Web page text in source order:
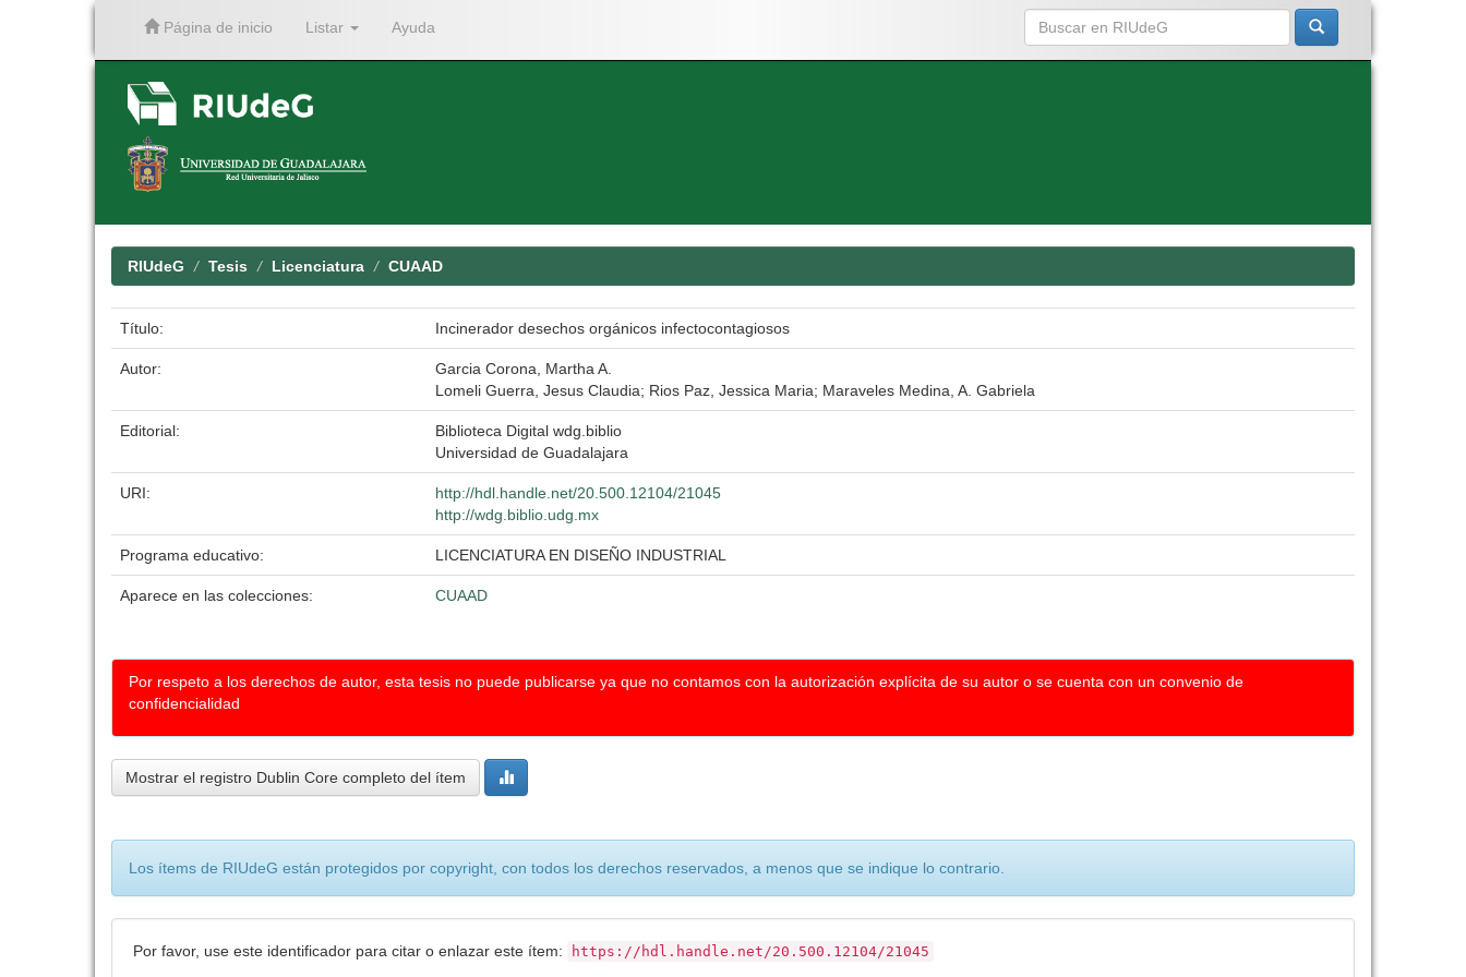
Página de inicio Listar Ayuda
RIUdeG Tesis Licenciatura CUAAD
Título: Incinerador desechos orgánicos infectocontagiosos
Autor:
Garcia Corona, Martha A.
Lomeli Guerra, Jesus Claudia; Rios Paz, Jessica Maria; Maraveles Medina, A. Gabriela
Editorial:
Biblioteca Digital wdg.biblio
Universidad de Guadalajara
URI:
http://hdl.handle.net/20.500.12104/21045
http://wdg.biblio.udg.mx
Programa educativo: LICENCIATURA EN DISEÑO INDUSTRIAL
Aparece en las colecciones: CUAAD
Por respeto a los derechos de autor, esta tesis no puede publicarse ya que no contamos con la autorización explícita de su autor o se cuenta con un convenio de
confidencialidad
Mostrar el registro Dublin Core completo del ítem
Los ítems de RIUdeG están protegidos por copyright, con todos los derechos reservados, a menos que se indique lo contrario.
Por favor, use este identificador para citar o enlazar este ítem: https://hdl.handle.net/20.500.12104/21045